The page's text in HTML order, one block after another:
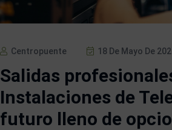
Centropuente 18 De Mayo De
Salidas
Instalaciones de
futuro lleno de